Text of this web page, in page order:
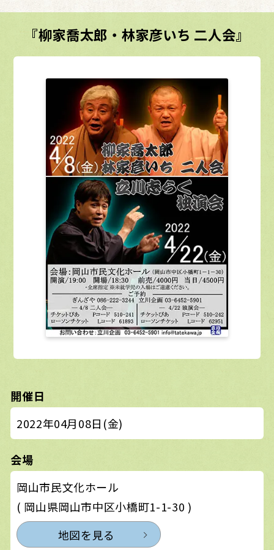
『柳家喬太郎・林家彦いち 二人会』
開催日
2022年04月08日(金)
会場
岡山市民文化ホール
( 岡山県岡山市中区小橋町1-1-30 )
地図を見る